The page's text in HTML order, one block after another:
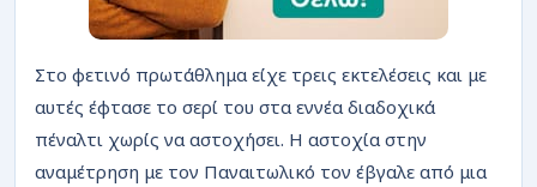
Στο φετινό πρωτάθλημα είχε τρεις εκτελέσεις και με
αυτές έφτασε το σερί του στα εννέα διαδοχικά
πέναλτι χωρίς να αστοχήσει. Η αστοχία στην
αναμέτρηση με τον Παναιτωλικό τον έβγαλε από μια